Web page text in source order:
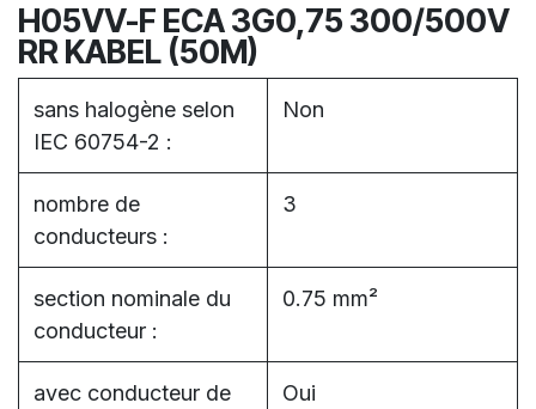
H05VV-F ECA 3G0,75 300/500V
RR KABEL (50M)
sans halogène selon
IEC 60754-2 :
Non
nombre de
conducteurs :
3
section nominale du
conducteur :
0.75 mm²
avec conducteur de
Oui